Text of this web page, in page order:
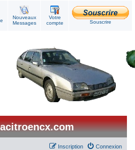
Nouveaux
Messages
Votre
compte
Souscrire
Connexion
Inscription